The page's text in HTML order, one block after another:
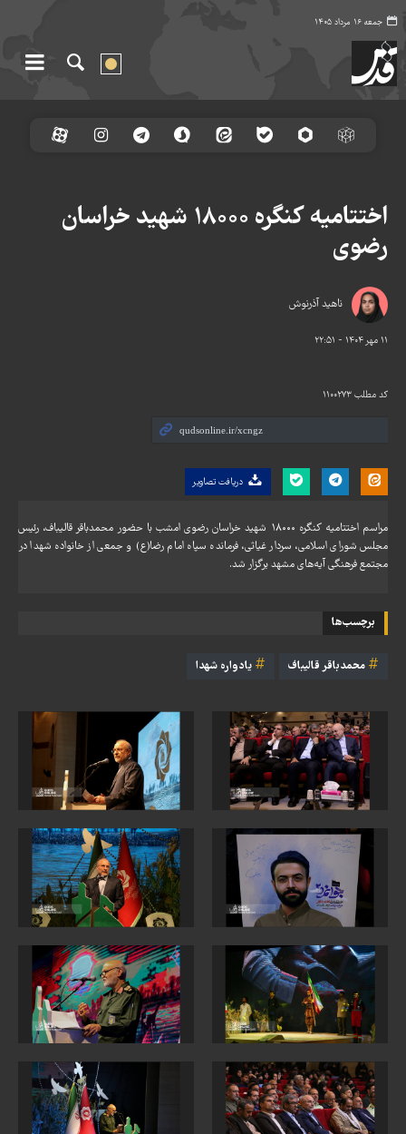
جمعه ۱۶ مرداد ۱۴۰۵
ناهید آذرنوش
۱۱ مهر ۱۴۰۴ - ۲۲:۵۱
کد مطلب ۱۱۰۰۲۷۳
دریافت تصاویر
اختتامیه کنگره ۱۸۰۰۰ شهید خراسان
رضوی
مراسم اختتامیه کنگره ۱۸۰۰۰ شهید خراسان رضوی امشب با حضور محمدباقر قالیباف، رئیس
مجلس شورای اسلامی، سردار غیاثی، فرمانده سپاه امام رضا(ع) و جمعی از خانواده شهدا در
مجتمع فرهنگی آیه‌های مشهد برگزار شد.
برچسب‌ها
محمدباقر قالیباف یادواره شهدا